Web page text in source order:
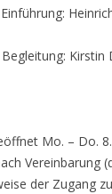
Mo. – Do.
Vereinbarung
der Zugang